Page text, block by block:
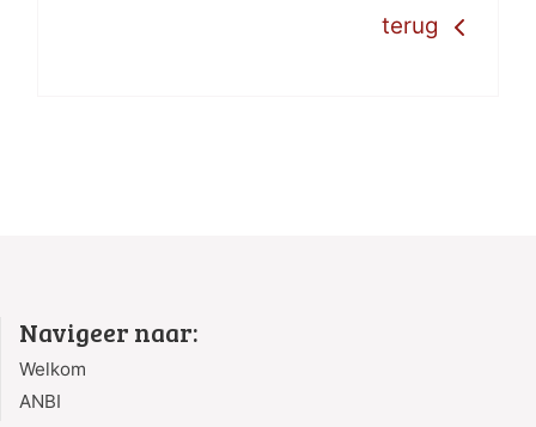
terug
Navigeer naar:
Welkom
ANBI